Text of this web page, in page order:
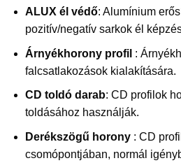
ALUX él védő: Alumínium
pozitív/negatív sarkok él
Árnyékhorony profil :
falcsatlakozások kialakítására.
CD toldó darab: CD profilok
toldásához használják.
Derékszögű horony : CD
csomópontjában, normál